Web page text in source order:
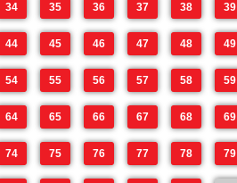
34 35 36 37 38 39
44 45 46 47 48 49
54 55 56 57 58 59
64 65 66 67 68 69
74 75 76 77 78 79